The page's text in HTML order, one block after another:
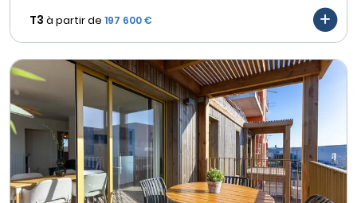
T3 à partir de 197 600 €